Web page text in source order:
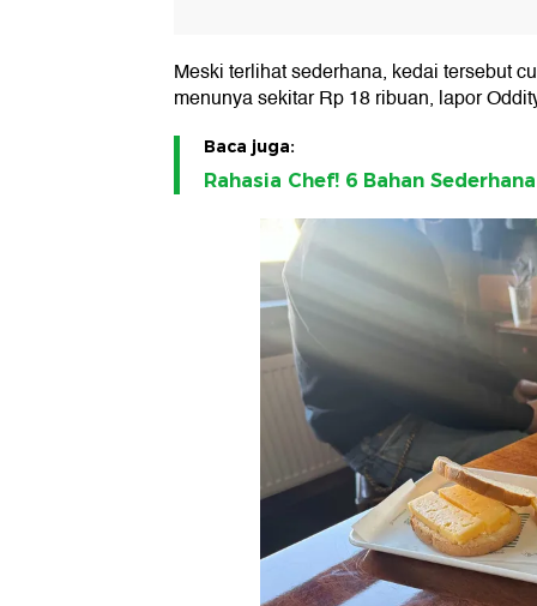
Meski terlihat sederhana, kedai tersebut
menunya sekitar Rp 18 ribuan, lapor
Baca juga:
Rahasia Chef! 6 Bahan